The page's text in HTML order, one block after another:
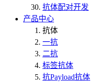
抗体配对开发
产品中心
抗体
一抗
二抗
标签抗体
抗Payload抗体